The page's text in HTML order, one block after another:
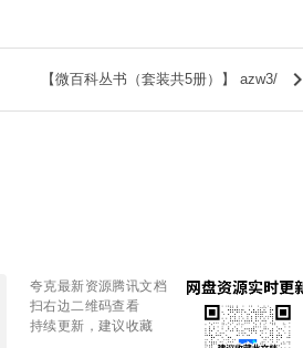
【微百科丛书（套装共5册）】 azw3/ keyboard_arrow_right
夸克最新资源腾讯文档
扫右边二维码查看
持续更新，建议收藏